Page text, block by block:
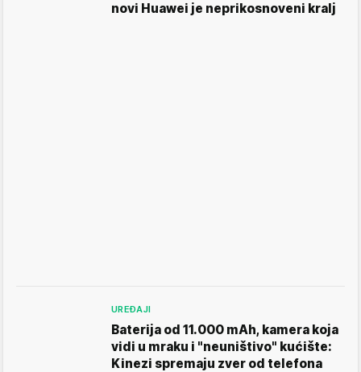
novi Huawei je neprikosnoveni kralj
UREĐAJI
Baterija od 11.000 mAh, kamera koja
vidi u mraku i "neuništivo" kućište:
Kinezi spremaju zver od telefona